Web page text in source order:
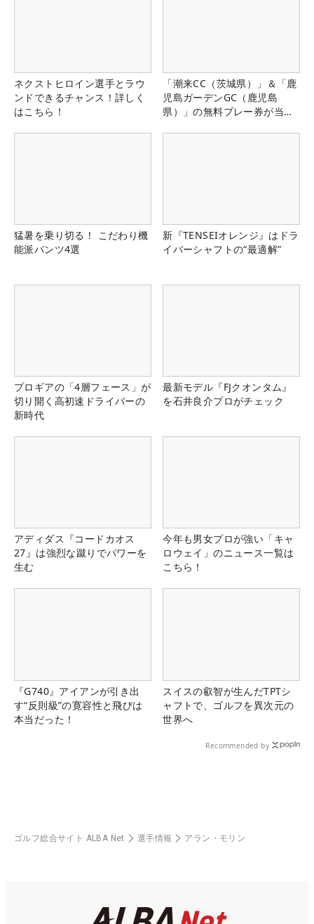
ネクストヒロイン選手とラウ
ンドできるチャンス！詳しく
はこちら！
「潮来CC（茨城県）」＆「鹿
児島ガーデンGC（鹿児島
県）」の無料プレー券が当た
猛暑を乗り切る！ こだわり機
能派パンツ4選
新『TENSEIオレンジ』はドラ
イバーシャフトの“最適解”
プロギアの「4層フェース」が
切り開く高初速ドライバーの
新時代
最新モデル『FJクオンタム』
を石井良介プロがチェック
アディダス『コードカオス
27』は強烈な蹴りでパワーを
生む
今年も男女プロが強い「キャ
ロウェイ」のニュース一覧は
こちら！
『G740』アイアンが引き出
す“反則級”の寛容性と飛びは
本当だった！
スイスの叡智が生んだTPTシ
ャフトで、ゴルフを異次元の
世界へ
Recommended by
ゴルフ総合サイト ALBA Net 選手情報 アラン・モリン